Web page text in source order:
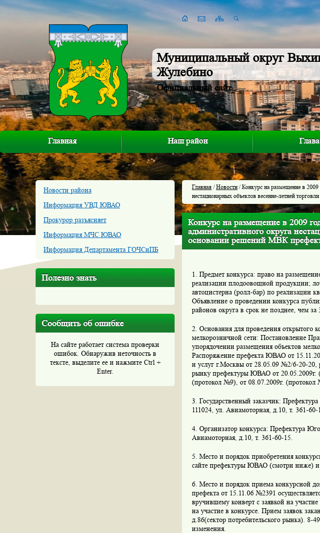
Муниципальный округ
Жулебино
Официальный сайт
Главная Наш район
Новости района
Информация УВД ЮВАО
Прокурор разъясняет
Информация МЧС ЮВАО
Информация Департамента ГОЧСиПБ
Полезно знать
Сообщить об ошибке
На сайте работает система проверки
ошибок. Обнаружив неточность в
тексте, выделите ее и нажмите Ctrl +
Enter.
Главная /Новости/ Конкурс на размещение в 2009
нестационарных объектов весенне-летней
Конкурс на размещение в 2009
административного округа
основании решений МВК
1. Предмет конкурса: право на
реализации плодоовощной продукции;
автоцистерна (ролл-бар) по реализации
Объявление о проведении конкурса
районов округа в срок не позднее, чем
2. Основания для проведения открытого
мелкорозничной сети: Постановление
упорядочении размещения объектов
Распоряжение префекта ЮВАО от
и услуг г.Москвы от 28.05.09 №2/6-20-20,
рынку префектуры ЮВАО от 20.05.2009г.
(протокол №9), от 08.07.2009г. (протокол
3. Государственный заказчик:
111024, ул. Авиамоторная, д.10, т. 361-60-
4. Организатор конкурса: Префектура
Авиамоторная, д.10, т. 361-60-15.
5. Место и порядок приобретения
сайте префектуры ЮВАО (смотри ниже) и
6. Место и порядок приема конкурсной
префекта от 15.11.06 №2391
вручившему конверт с заявкой на
на участие в конкурсе. Прием заявок
д.86(сектор потребительского рынка).
изменения.